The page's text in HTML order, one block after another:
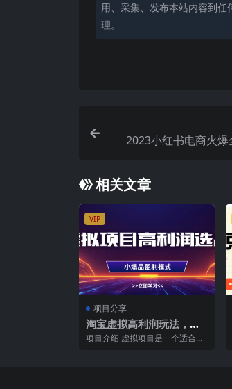
用、采集、发布本站内容到
理。
2023小红书电商火爆
相关文章
VIP
项目分享
淘宝虚拟高利润玩法，高
客单选品技巧，单店月入1
项目介绍 虚拟项目是一个适合新